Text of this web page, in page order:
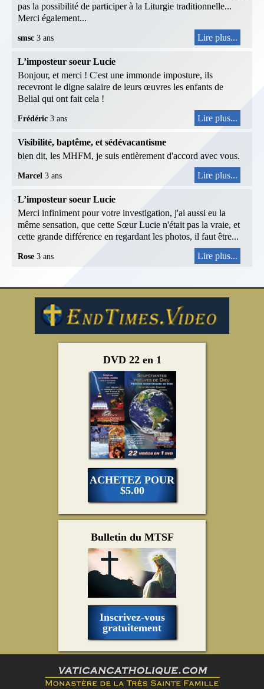
pas la possibilité de participer à la Liturgie traditionnelle...
Merci également...
smsc 3 ans Lire plus...
L’imposteur soeur Lucie
Bonjour, et merci ! C'est une immonde imposture, ils
recevront le digne salaire de leurs œuvres les enfants de
Belial qui ont fait cela !
Frédéric 3 ans Lire plus...
Visibilité, baptême, et sédévacantisme
bien dit, les MHFM, je suis entièrement d'accord avec vous.
Marcel 3 ans Lire plus...
L’imposteur soeur Lucie
Merci infiniment pour votre investigation, j'ai aussi eu la
même sensation, que cette Sœur Lucie n'était pas la vraie, et
cette grande différence en regardant les photos, il faut être...
Rose 3 ans Lire plus...
DVD 22 en 1
ACHETEZ POUR
$5.00
Bulletin du MTSF
Inscrivez-vous
gratuitement